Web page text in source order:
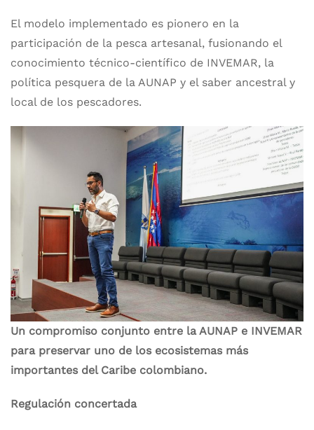
El modelo implementado es pionero en la
participación de la pesca artesanal, fusionando el
conocimiento técnico-científico de INVEMAR, la
política pesquera de la AUNAP y el saber ancestral y
local de los pescadores.
Un compromiso conjunto entre la AUNAP e INVEMAR
para preservar uno de los ecosistemas más
importantes del Caribe colombiano.
Regulación concertada